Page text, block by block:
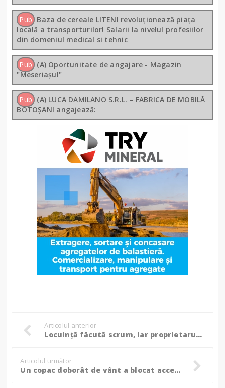
Pub Baza de cereale LITENI revoluționează piața
locală a transporturilor! Salarii la nivelul profesiilor
din domeniul medical si tehnic
Pub (A) Oportunitate de angajare - Magazin
"Meseriașul"
Pub (A) LUCA DAMILANO S.R.L. – FABRICA DE MOBILĂ
BOTOȘANI angajează:
Articolul anterior
Locuință făcută scrum, iar proprietarul a fost găsit decedat de pompieri! (Foto)
Articolul următor
Un copac doborât de vânt a blocat accesul la o unitate medicală, au fost solicitați pompierii! (Foto)